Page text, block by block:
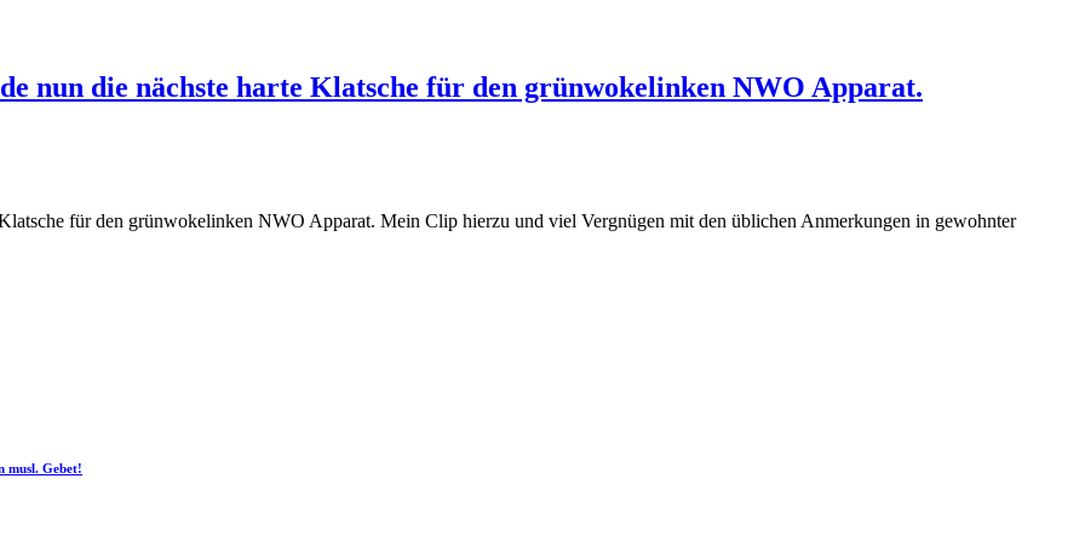
nun die nächste harte Klatsche für den grünwokelinken NWO Apparat.
für den grünwokelinken NWO Apparat. Mein Clip hierzu und viel Vergnügen mit den üblichen Anmerkungen in gewohnter
musl. Gebet!